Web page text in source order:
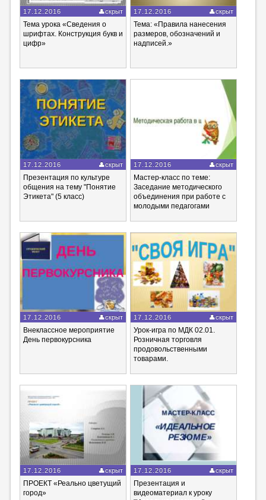
17.12.2016 скрыт
Тема урока «Сведения о
шрифтах. Конструкция букв и
цифр»
17.12.2016 скрыт
Тема: «Правила нанесения
размеров, обозначений и
надписей.»
17.12.2016 скрыт
Презентация по культуре
общения на тему "Понятие
Этикета" (5 класс)
17.12.2016 скрыт
Мастер-класс по теме:
Заседание методического
объединения при работе с
молодыми педагогами
17.12.2016 скрыт
Внеклассное мероприятие
День первокурсника
17.12.2016 скрыт
Урок-игра по МДК 02.01.
Розничная торговля
продовольственными
товарами.
17.12.2016 скрыт
ПРОЕКТ «Реально цветущий
город»
17.12.2016 скрыт
Презентация и
видеоматериал к уроку